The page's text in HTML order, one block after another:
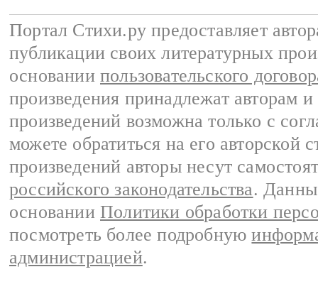
Портал Стихи.ру предоставляет
публикации своих литературных
основании пользовательского
произведения принадлежат авторам
произведений возможна только с
можете обратиться на его авторской
произведений авторы несут
российского законодательства.
основании Политики обработки
посмотреть более подробную
администрацией.